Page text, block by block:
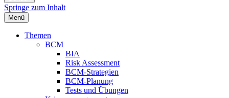
Springe zum Inhalt
Menü
Themen
BCM
BIA
Risk Assessment
BCM-Strategien
BCM-Planung
Tests und Übungen